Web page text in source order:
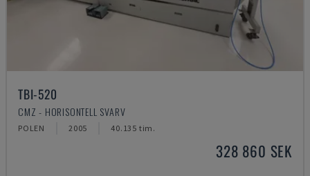
TBI-520
CMZ - HORISONTELL SVARV
POLEN 2005 40.135 tim.
328 860 SEK